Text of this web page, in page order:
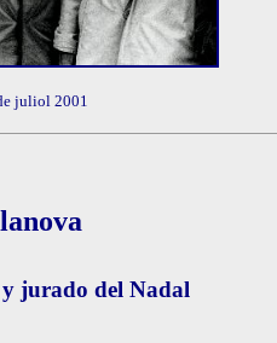
juliol 2001
jurado del Nadal